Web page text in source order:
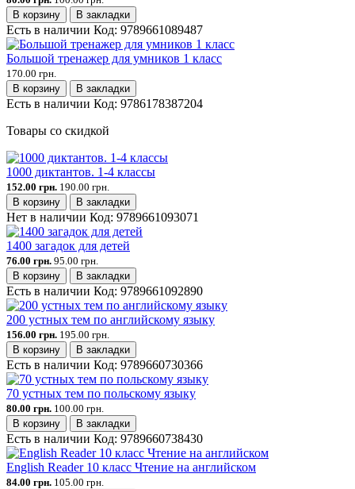
В корзину
В закладки
Есть в наличии Код: 9789661089487
Большой тренажер для умников 1 класс
170.00 грн.
В корзину
В закладки
Есть в наличии Код: 9786178387204
Товары со скидкой
1000 диктантов. 1-4 классы
152.00 грн. 190.00 грн.
В корзину
В закладки
Нет в наличии Код: 9789661093071
1400 загадок для детей
76.00 грн. 95.00 грн.
В корзину
В закладки
Есть в наличии Код: 9789661092890
200 устных тем по английскому языку
156.00 грн. 195.00 грн.
В корзину
В закладки
Есть в наличии Код: 9789660730366
70 устных тем по польскому языку
80.00 грн. 100.00 грн.
В корзину
В закладки
Есть в наличии Код: 9789660738430
English Reader 10 класс Чтение на английском
84.00 грн. 105.00 грн.